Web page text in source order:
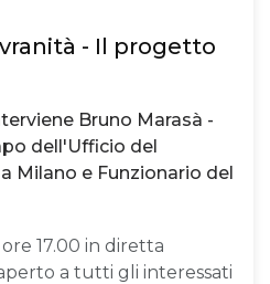
- Il progetto
Bruno Marasà -
dell'Ufficio del
Milano e Funzionario del
17.00 in diretta
a tutti gli interessati